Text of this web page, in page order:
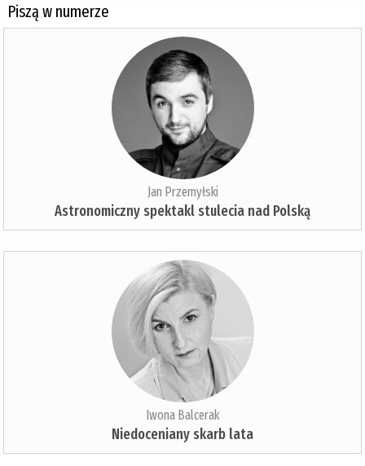
Piszą w numerze
Jan Przemyłski
Astronomiczny spektakl stulecia nad Polską
Iwona Balcerak
Niedoceniany skarb lata